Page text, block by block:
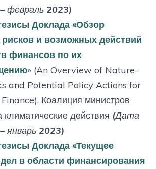
февраль 2023)
Доклада «Обзор
и возможных действий
финансов по их
» (An Overview of Nature-
and Potential Policy Actions for
Коалиция министров
действия (Дата
январь 2023)
Доклада «Текущее
в области финансирования